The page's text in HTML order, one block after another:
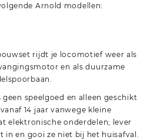
Arnold modellen:
rijdt je locomotief weer als
en als duurzame
speelgoed en alleen geschikt
14 jaar vanwege kleine
elektronische onderdelen; lever
in en gooi ze niet bij het huisafval.